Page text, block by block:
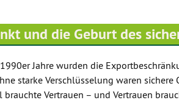
und die Geburt des
Jahre wurden die
starke Verschlüsselung waren
Vertrauen – und Vertrauen